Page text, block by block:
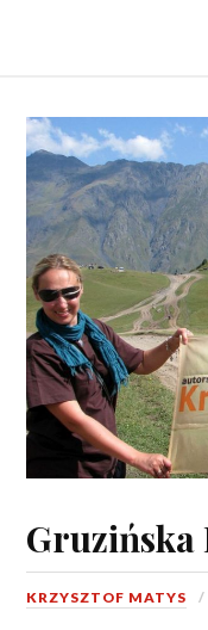
Gruzińska
KRZYSZTOF MATYS